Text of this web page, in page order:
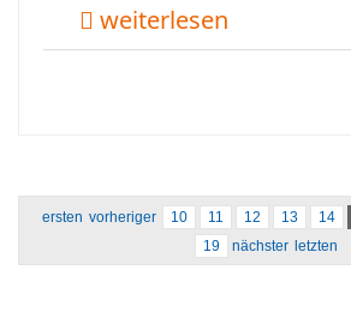
weiterlesen
ersten vorheriger 10 11 12 13 14
19
nächster letzten